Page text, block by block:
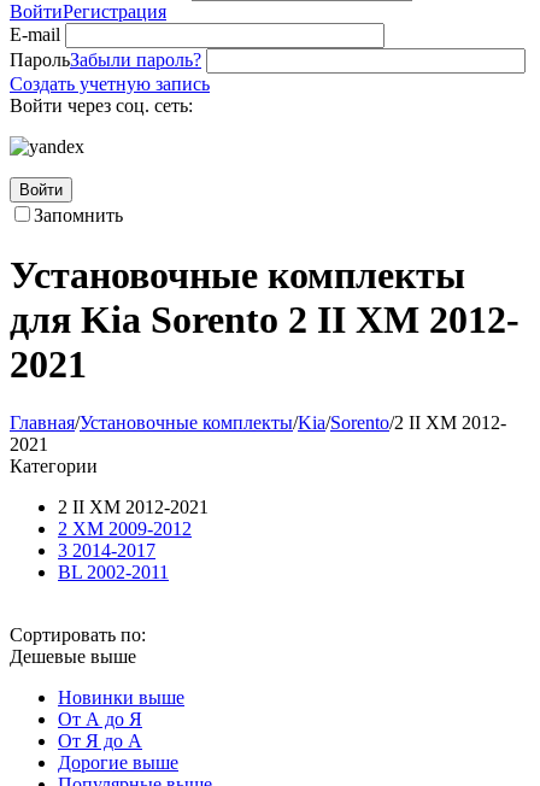
ВойтиРегистрация
E-mail
ПарольЗабыли пароль?
Создать учетную запись
Войти через соц. сеть:
Войти
Запомнить
Установочные комплекты
для Kia Sorento 2 II XM 2012-
2021
Главная/Установочные комплекты/Kia/Sorento/2 II XM 2012-
2021
Категории
2 II XM 2012-2021
2 XM 2009-2012
3 2014-2017
BL 2002-2011
Сортировать по:
Дешевые выше
Новинки выше
От А до Я
От Я до А
Дорогие выше